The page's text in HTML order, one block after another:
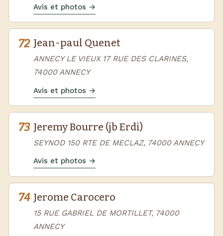
Avis et photos →
72 Jean-paul Quenet
ANNECY LE VIEUX 17 RUE DES CLARINES,
74000 ANNECY
Avis et photos →
73 Jeremy Bourre (jb Erdi)
SEYNOD 150 RTE DE MECLAZ, 74000 ANNECY
Avis et photos →
74 Jerome Carocero
15 RUE GABRIEL DE MORTILLET, 74000
ANNECY